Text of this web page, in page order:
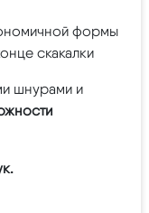
формы
скакалки
шнурами и